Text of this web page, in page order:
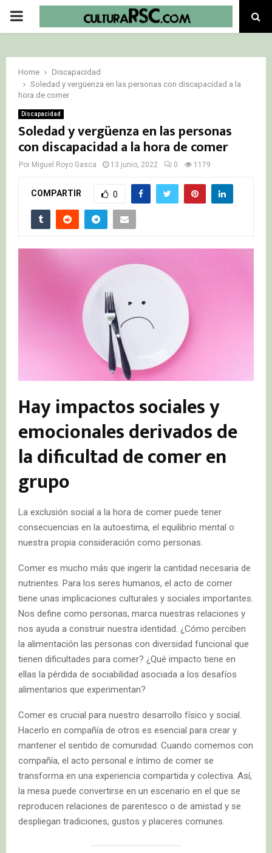
PRIMARY
Home
Discapacidad
Soledad y vergüenza en las personas con discapacidad a la
hora de comer
Discapacidad
Soledad y vergüenza en las personas
con discapacidad a la hora de comer
Por Miguel Royo Gasca 13 junio, 2022 0 1179
COMPARTIR 0
Hay impactos sociales y
emocionales derivados de
la dificultad de comer en
grupo
La exclusión social a la hora de comer puede tener
consecuencias en la autoestima, el equilibrio mental o
nuestra propia consideración como personas.
Comer es mucho más que ingerir la cantidad necesaria de
nutrientes. Para los seres humanos, el acto de comer
tiene unas implicaciones culturales y sociales importantes.
Nos define como personas, marca nuestras relaciones y
nos ayuda a construir nuestra identidad. ¿Cómo perciben
la alimentación las personas con diversidad funcional que
tienen dificultades para comer? ¿Qué impacto tiene en
ellas la pérdida de sociabilidad asociada a los desafíos
alimentarios que experimentan?
Comer es crucial para nuestro desarrollo físico y social.
Hacerlo en compañía de otros es esencial para crear y
mantener el sentido de comunidad. Cuando comemos con
compañía, el acto personal e íntimo de comer se
transforma en una experiencia compartida y colectiva. Así,
la mesa puede convertirse en un escenario en el que se
reproducen relaciones de parentesco o de amistad y se
despliegan tradiciones, gustos y placeres comunes.